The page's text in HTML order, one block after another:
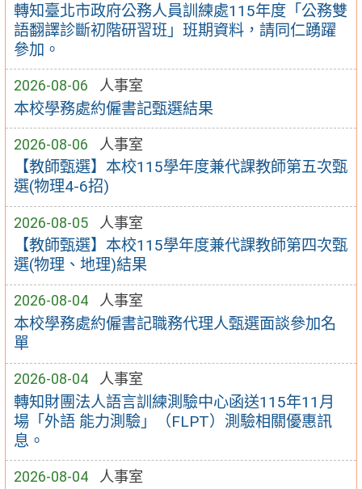
轉知臺北市政府公務人員訓練處115年度「公務雙
語翻譯診斷初階研習班」班期資料，請同仁踴躍
參加。
2026-08-06 人事室
本校學務處約僱書記甄選結果
2026-08-06 人事室
【教師甄選】本校115學年度兼代課教師第五次甄
選(物理4-6招)
2026-08-05 人事室
【教師甄選】本校115學年度兼代課教師第四次甄
選(物理、地理)結果
2026-08-04 人事室
本校學務處約僱書記職務代理人甄選面談參加名
單
2026-08-04 人事室
轉知財團法人語言訓練測驗中心函送115年11月
場「外語 能力測驗」（FLPT）測驗相關優惠訊
息。
2026-08-04 人事室